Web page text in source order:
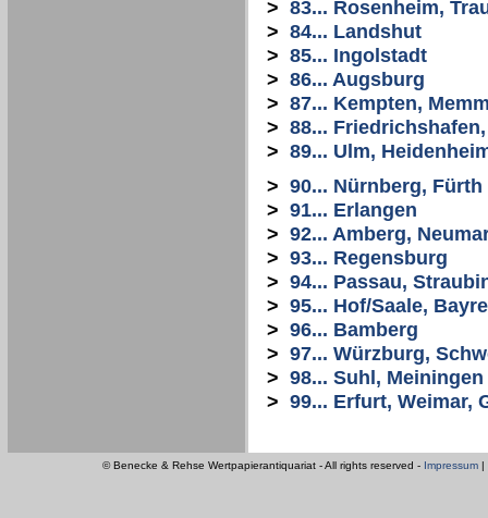
> 83... Rosenheim,
> 84... Landshut
> 85... Ingolstadt
> 86... Augsburg
> 87... Kempten,
> 88...
> 89... Ulm,
> 90... Nürnberg, Fürth
> 91... Erlangen
> 92... Amberg,
> 93... Regensburg
> 94... Passau,
> 95... Hof/Saale,
> 96... Bamberg
> 97... Würzburg,
> 98... Suhl, Meiningen
> 99... Erfurt, Weimar,
© Benecke & Rehse Wertpapierantiquariat - All rights reserved - Impressum |